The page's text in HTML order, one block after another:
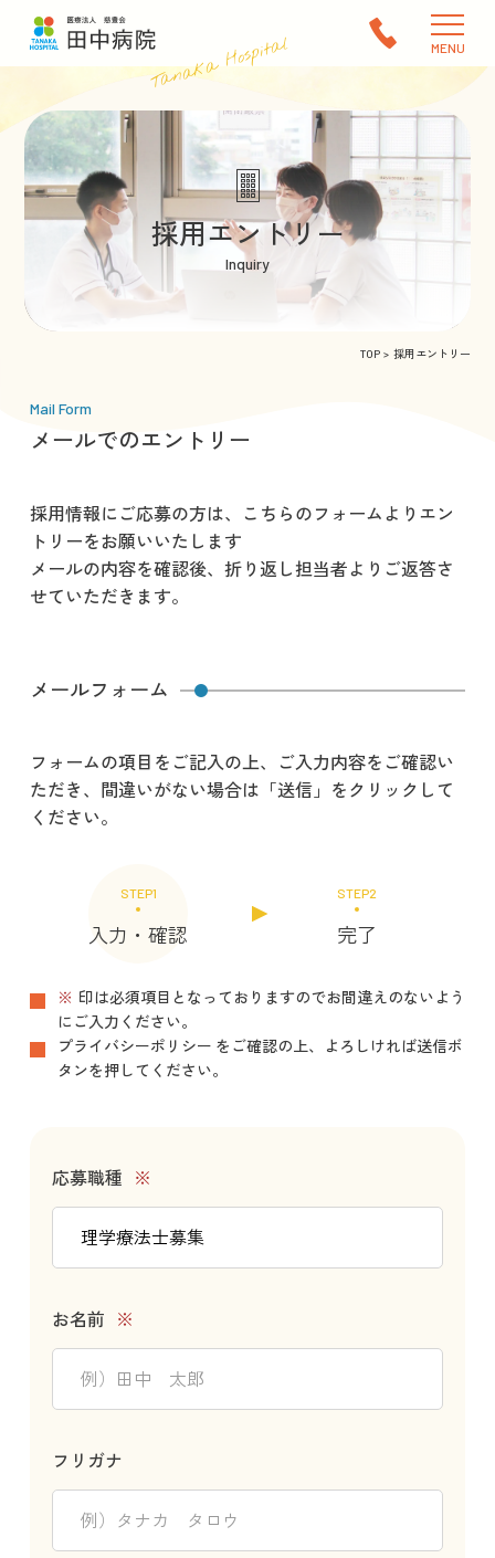
Tanaka Hospital MENU
採用エントリー
Inquiry
TOP 採用エントリー
Mail Form
メールでのエントリー
採用情報にご応募の方は、こちらのフォームよりエン
トリーをお願いいたします
メールの内容を確認後、折り返し担当者よりご返答さ
せていただきます。
メールフォーム
フォームの項目をご記入の上、ご入力内容をご確認い
ただき、間違いがない場合は「送信」をクリックして
ください。
STEP1
入力・確認
STEP2
完了
※ 印は必須項目となっておりますのでお間違えのないよう
にご入力ください。
プライバシーポリシー をご確認の上、よろしければ送信ボ
タンを押してください。
応募職種 ※
お名前 ※
フリガナ